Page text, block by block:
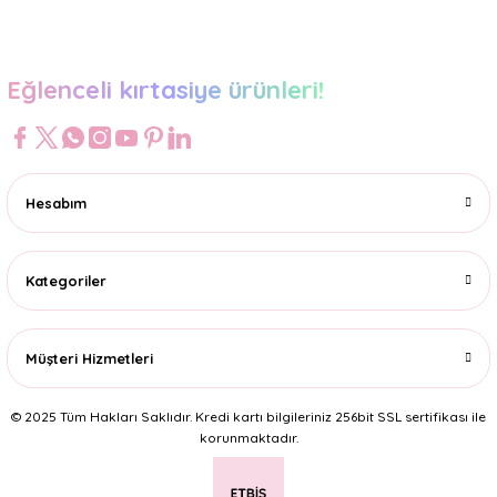
Eğlenceli kırtasiye ürünleri!
Hesabım
Kategoriler
Müşteri Hizmetleri
© 2025 Tüm Hakları Saklıdır. Kredi kartı bilgileriniz 256bit SSL sertifikası ile
korunmaktadır.